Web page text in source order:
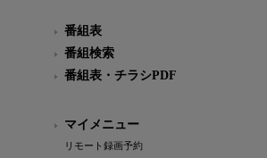
番組表
番組検索
番組表・チラシPDF
マイメニュー
リモート録画予約